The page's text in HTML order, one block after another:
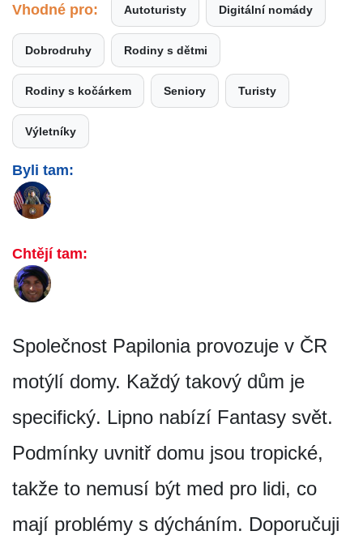
Vhodné pro: Autoturisty Digitální nomády
Dobrodruhy Rodiny s dětmi
Rodiny s kočárkem Seniory Turisty
Výletníky
Byli tam:
Chtějí tam:
Společnost Papilonia provozuje v ČR
motýlí domy. Každý takový dům je
specifický. Lipno nabízí Fantasy svět.
Podmínky uvnitř domu jsou tropické,
takže to nemusí být med pro lidi, co
mají problémy s dýcháním. Doporučuji